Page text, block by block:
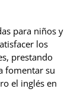
para niños y
los
prestando
fomentar su
el inglés en